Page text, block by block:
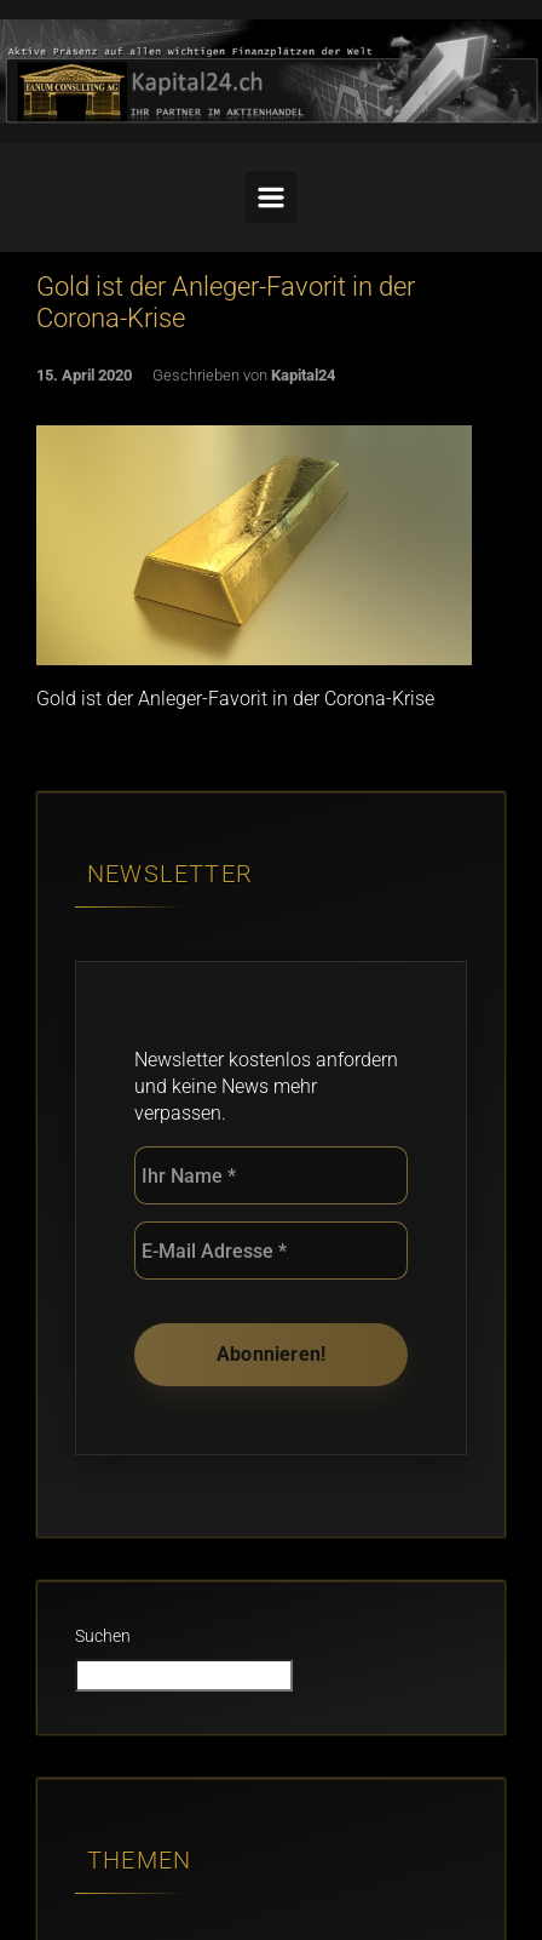
Skip to main content
Gold ist der Anleger-Favorit in der
Corona-Krise
15. April 2020 Geschrieben von Kapital24
Gold ist der Anleger-Favorit in der Corona-Krise
NEWSLETTER
Newsletter kostenlos anfordern
und keine News mehr
verpassen.
Suchen
THEMEN